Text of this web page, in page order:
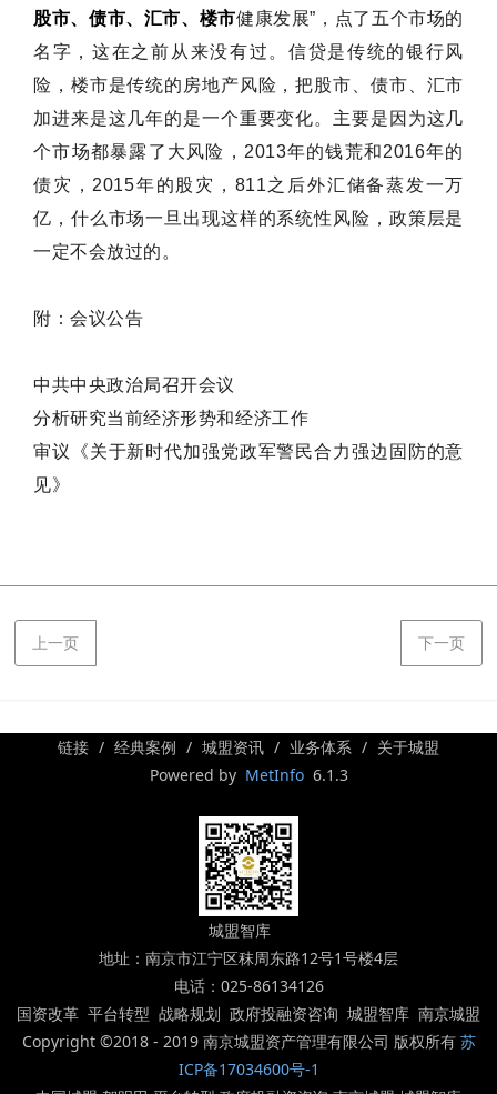
股市、债市、汇市、楼市健康发展”，点了五个市场的
名字，这在之前从来没有过。信贷是传统的银行风
险，楼市是传统的房地产风险，把股市、债市、汇市
加进来是这几年的是一个重要变化。主要是因为这几
个市场都暴露了大风险，2013年的钱荒和2016年的
债灾，2015年的股灾，811之后外汇储备蒸发一万
亿，什么市场一旦出现这样的系统性风险，政策层是
一定不会放过的。
附：会议公告
中共中央政治局召开会议
分析研究当前经济形势和经济工作
审议《关于新时代加强党政军警民合力强边固防的意
见》
上一页 下一页
链接 经典案例 城盟资讯 业务体系
关于城盟
Powered by MetInfo6.1.3
城盟智库
地址：南京市江宁区秣周东路12号1号楼4层
电话：025-86134126
国资改革 平台转型 战略规划 政府投融资咨询 城盟智库 南京城盟
Copyright ©2018 - 2019 南京城盟资产管理有限公司 版权所有 苏
ICP备17034600号-1